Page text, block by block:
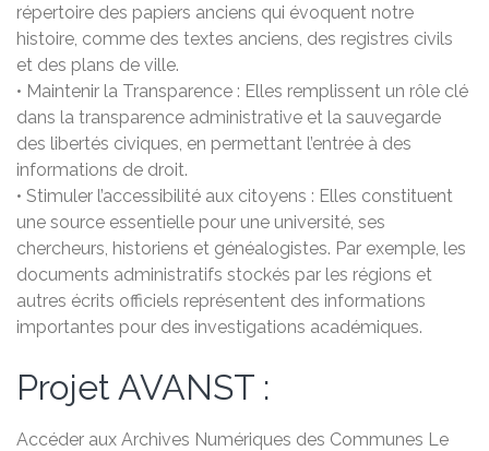
répertoire des papiers anciens qui évoquent notre
histoire, comme des textes anciens, des registres civils
et des plans de ville.
• Maintenir la Transparence : Elles remplissent un rôle clé
dans la transparence administrative et la sauvegarde
des libertés civiques, en permettant l’entrée à des
informations de droit.
• Stimuler l’accessibilité aux citoyens : Elles constituent
une source essentielle pour une université, ses
chercheurs, historiens et généalogistes. Par exemple, les
documents administratifs stockés par les régions et
autres écrits officiels représentent des informations
importantes pour des investigations académiques.
Projet AVANST :
Accéder aux Archives Numériques des Communes Le